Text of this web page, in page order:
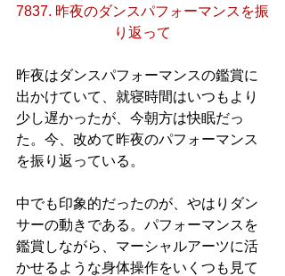
7837. 昨夜のダンスパフォーマンスを振
り返って
昨夜はダンスパフォーマンスの鑑賞に
出かけていて、就寝時間はいつもより
少し遅かったが、今朝方は快眠だっ
た。今、改めて昨夜のパフォーマンス
を振り返っている。
中でも印象的だったのが、やはりダン
サーの動きである。パフォーマンスを
鑑賞しながら、マーシャルアーツに活
かせるような身体操作をいくつも見て